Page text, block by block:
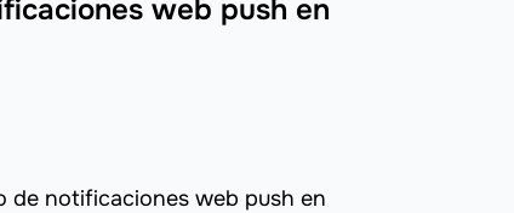
web push en
de notificaciones web push en